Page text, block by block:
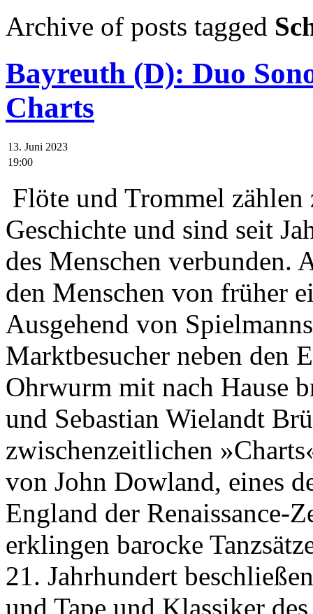
Archive of posts tagged
Bayreuth (D): Duo
Charts
13. Juni 2023
19:00
Flöte und Trommel zählen
Geschichte und sind seit
des Menschen verbunden.
den Menschen von früher
Ausgehend von
Marktbesucher neben den
Ohrwurm mit nach Hause
und Sebastian Wielandt
zwischenzeitlichen
von John Dowland, eines
England der Renaissance-
erklingen barocke
21. Jahrhundert
und Tape und Klassiker